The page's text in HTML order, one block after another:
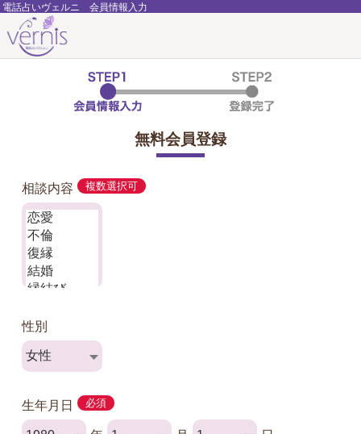
電話占いヴェルニ 会員情報入力
無料会員登録
相談内容 複数選択可
性別
生年月日 必須